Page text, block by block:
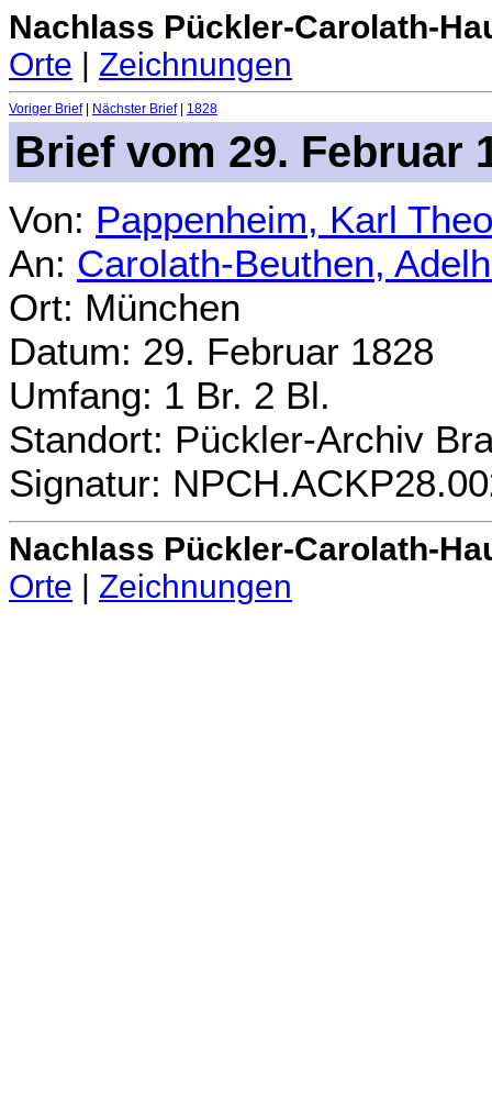
Nachlass Pückler-Carolath-
Orte | Zeichnungen
Voriger Brief| Nächster Brief| 1828
Brief vom 29. Februar
Von: Pappenheim, Karl
An: Carolath-Beuthen,
Ort: München
Datum: 29. Februar 1828
Umfang: 1 Br. 2 Bl.
Standort: Pückler-Archiv
Signatur:
Nachlass Pückler-Carolath-
Orte
Zeichnungen